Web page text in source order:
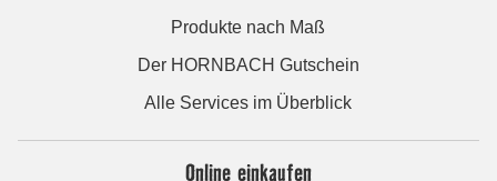
Produkte nach Maß
Der HORNBACH Gutschein
Alle Services im Überblick
Online einkaufen